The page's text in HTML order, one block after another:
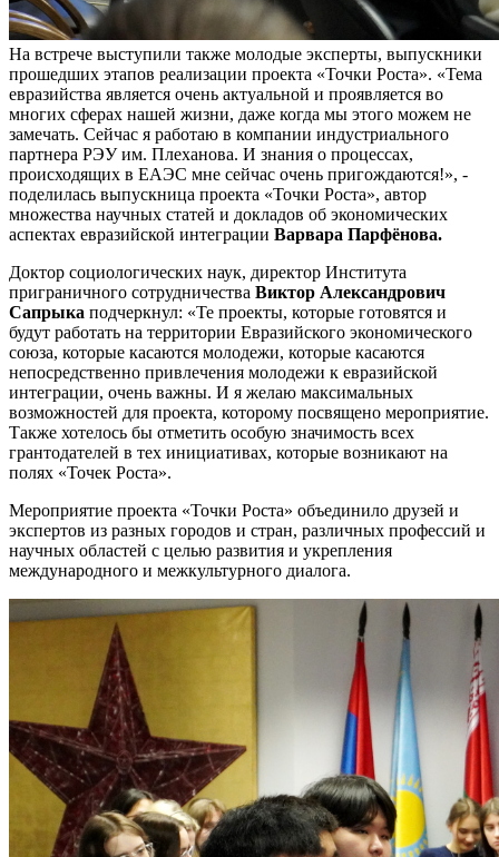
На встрече выступили также молодые эксперты, выпускники
прошедших этапов реализации проекта «Точки Роста». «Тема
евразийства является очень актуальной и проявляется во
многих сферах нашей жизни, даже когда мы этого можем не
замечать. Сейчас я работаю в компании индустриального
партнера РЭУ им. Плеханова. И знания о процессах,
происходящих в ЕАЭС мне сейчас очень пригождаются!», -
поделилась выпускница проекта «Точки Роста», автор
множества научных статей и докладов об экономических
аспектах евразийской интеграции Варвара Парфёнова.
Доктор социологических наук, директор Института
приграничного сотрудничества Виктор Александрович
Сапрыка подчеркнул: «Те проекты, которые готовятся и
будут работать на территории Евразийского экономического
союза, которые касаются молодежи, которые касаются
непосредственно привлечения молодежи к евразийской
интеграции, очень важны. И я желаю максимальных
возможностей для проекта, которому посвящено мероприятие.
Также хотелось бы отметить особую значимость всех
грантодателей в тех инициативах, которые возникают на
полях «Точек Роста».
Мероприятие проекта «Точки Роста» объединило друзей и
экспертов из разных городов и стран, различных профессий и
научных областей с целью развития и укрепления
международного и межкультурного диалога.